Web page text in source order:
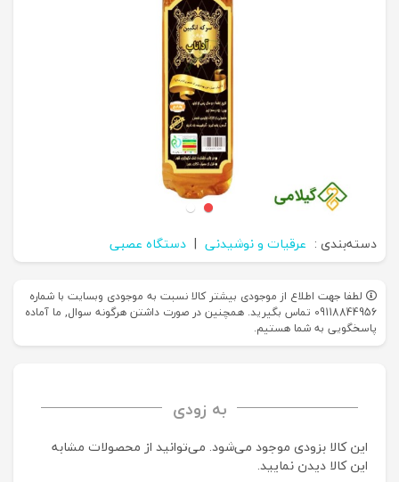
دسته‌بندی : عرقیات و نوشیدنی | دستگاه عصبی
لطفا جهت اطلاع از موجودی بیشتر کالا نسبت به موجودی وبسایت با شماره
09118844956 تماس بگیرید. همچنین در صورت داشتن هرگونه سوال, ما آماده
پاسخگویی به شما هستیم.
به زودی
این کالا بزودی موجود می‌شود. می‌توانید از محصولات مشابه
این کالا دیدن نمایید.